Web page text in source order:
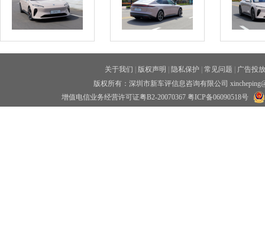
关于我们 版权声明 隐私保护 常见问题
广告投放
版权所有：深圳市新车评信息咨询有限公司
增值电信业务经营许可证粤B2-20070367 粤ICP备06090518号